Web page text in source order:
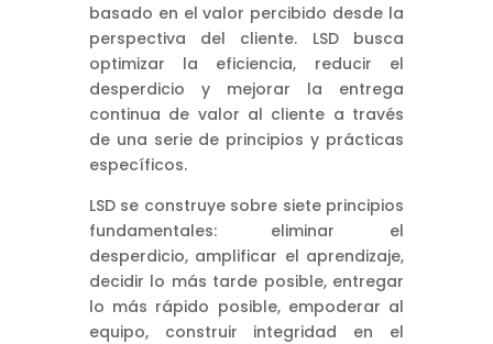
basado en el valor percibido desde la
perspectiva del cliente. LSD busca
optimizar la eficiencia, reducir el
desperdicio y mejorar la entrega
continua de valor al cliente a través
de una serie de principios y prácticas
específicos.
LSD se construye sobre siete principios
fundamentales: eliminar el
desperdicio, amplificar el aprendizaje,
decidir lo más tarde posible, entregar
lo más rápido posible, empoderar al
equipo, construir integridad en el